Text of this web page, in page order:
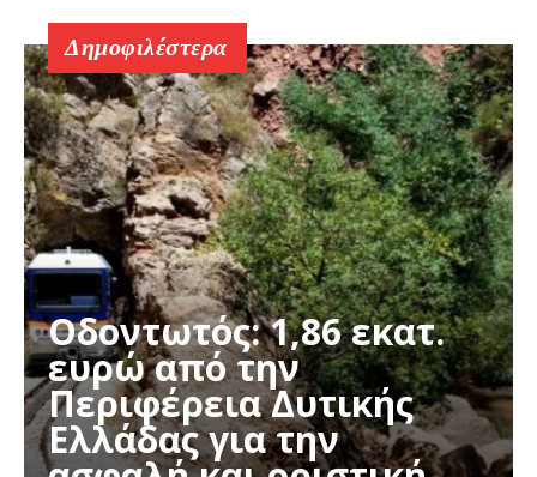
Δημοφιλέστερα
Οδοντωτός: 1,86 εκατ.
ευρώ από την
Περιφέρεια Δυτικής
Ελλάδας για την